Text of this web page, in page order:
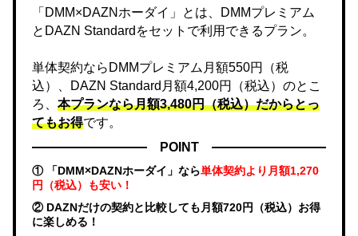
「DMM×DAZNホーダイ」とは、DMMプレミアム
とDAZN Standardをセットで利用できるプラン。
単体契約ならDMMプレミアム月額550円（税
込）、DAZN Standard月額4,200円（税込）のとこ
ろ、 本プランなら月額3,480円（税込）だからとっ
てもお得です。
POINT
① 「DMM×DAZNホーダイ」なら単体契約より月額1,270
円（税込）も安い！
② DAZNだけの契約と比較しても月額720円（税込）お得
に楽しめる！